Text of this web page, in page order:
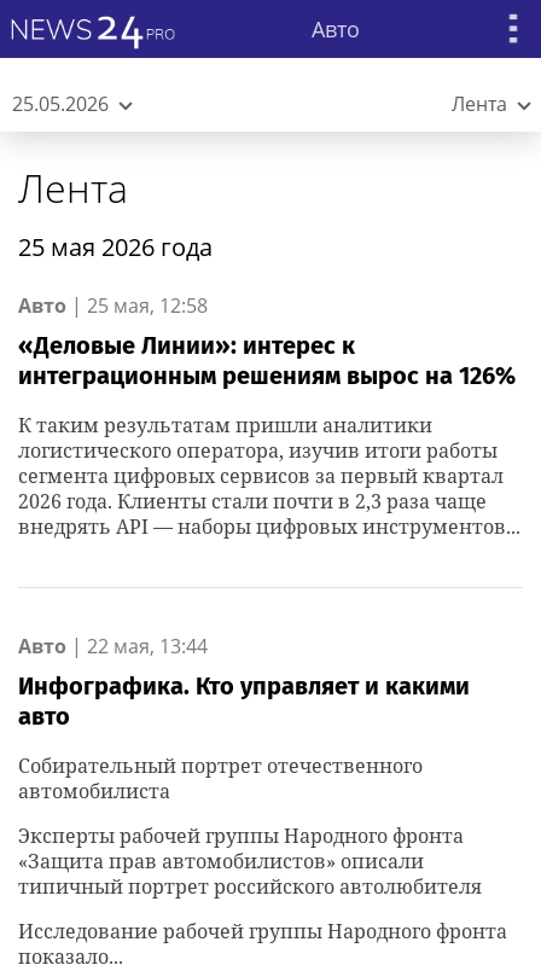
Авто
25.05.2026 Лента
Лента
25 мая 2026 года
Авто | 25 мая, 12:58
«Деловые Линии»: интерес к
интеграционным решениям вырос на 126%
К таким результатам пришли аналитики
логистического оператора, изучив итоги работы
сегмента цифровых сервисов за первый квартал
2026 года. Клиенты стали почти в 2,3 раза чаще
внедрять API — наборы цифровых инструментов...
Авто | 22 мая, 13:44
Инфографика. Кто управляет и какими
авто
Собирательный портрет отечественного
автомобилиста
Эксперты рабочей группы Народного фронта
«Защита прав автомобилистов» описали
типичный портрет российского автолюбителя
Исследование рабочей группы Народного фронта
показало...